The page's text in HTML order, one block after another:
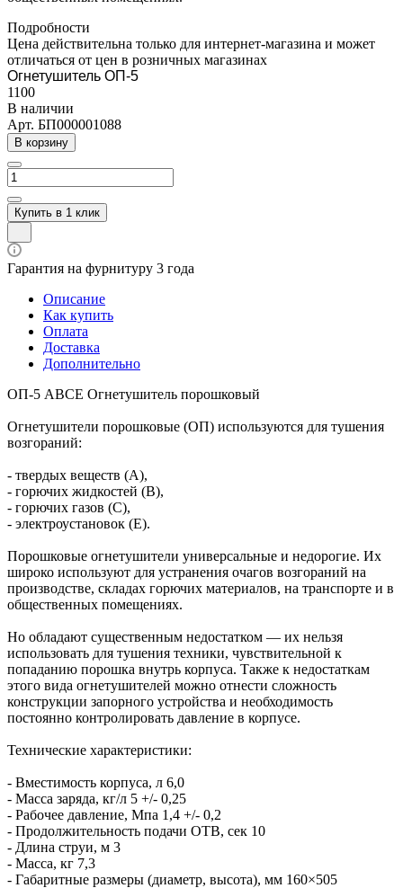
Подробности
Цена действительна только для интернет-магазина и может
отличаться от цен в розничных магазинах
Огнетушитель ОП-5
1100
В наличии
Арт. БП000001088
В корзину
Купить в 1 клик
Гарантия на фурнитуру 3 года
Описание
Как купить
Оплата
Доставка
Дополнительно
ОП-5 АВСЕ Огнетушитель порошковый
Огнетушители порошковые (ОП) используются для тушения
возгораний:
- твердых веществ (А),
- горючих жидкостей (В),
- горючих газов (C),
- электроустановок (Е).
Порошковые огнетушители универсальные и недорогие. Их
широко используют для устранения очагов возгораний на
производстве, складах горючих материалов, на транспорте и в
общественных помещениях.
Но обладают существенным недостатком — их нельзя
использовать для тушения техники, чувствительной к
попаданию порошка внутрь корпуса. Также к недостаткам
этого вида огнетушителей можно отнести сложность
конструкции запорного устройства и необходимость
постоянно контролировать давление в корпусе.
Технические характеристики:
- Вместимость корпуса, л 6,0
- Масса заряда, кг/л 5 +/- 0,25
- Рабочее давление, Мпа 1,4 +/- 0,2
- Продолжительность подачи ОТВ, сек 10
- Длина струи, м 3
- Масса, кг 7,3
- Габаритные размеры (диаметр, высота), мм 160×505